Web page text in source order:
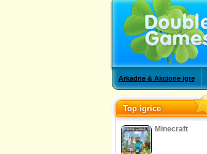
Arkadne & Akcione igre
Top igrice
Minecraft